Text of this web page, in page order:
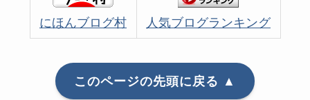
にほんブログ村 人気ブログランキング
このページの先頭に戻る ▲